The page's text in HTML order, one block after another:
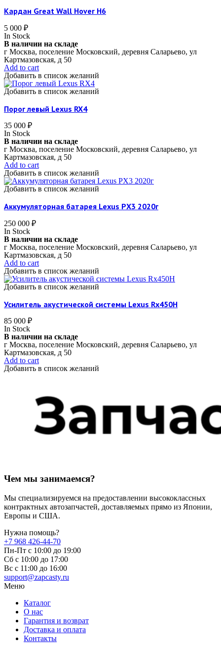
Кардан Great Wall Hover H6
5 000 ₽
In Stock
В наличии на складе
г Москва, поселение Московский, деревня Саларьево, ул
Картмазовская, д 50
Add to cart
Добавить в список желаний
Добавить в список желаний
Порог левый Lexus RX4
35 000 ₽
In Stock
В наличии на складе
г Москва, поселение Московский, деревня Саларьево, ул
Картмазовская, д 50
Add to cart
Добавить в список желаний
Добавить в список желаний
Аккумуляторная батарея Lexus РX3 2020г
250 000 ₽
In Stock
В наличии на складе
г Москва, поселение Московский, деревня Саларьево, ул
Картмазовская, д 50
Add to cart
Добавить в список желаний
Добавить в список желаний
Усилитель акустической системы Lexus Rx450H
85 000 ₽
In Stock
В наличии на складе
г Москва, поселение Московский, деревня Саларьево, ул
Картмазовская, д 50
Add to cart
Добавить в список желаний
Чем мы занимаемся?
Мы специализируемся на предоставлении высококлассных
контрактных автозапчастей, доставляемых прямо из Японии,
Европы и США.
Нужна помощь?
+7 968 426-44-70
Пн-Пт с 10:00 до 19:00
Сб с 10:00 до 17:00
Вс c 11:00 до 16:00
support@zapcasty.ru
Меню
Каталог
О нас
Гарантия и возврат
Доставка и оплата
Контакты